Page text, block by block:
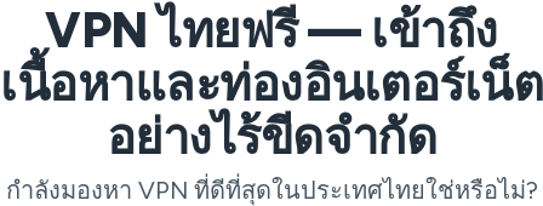
VPN ไทยฟรี — เข้าถึง
เนื้อหาและท่องอินเตอร์เน็ต
อย่างไร้ขีดจำกัด
กำลังมองหา VPN ที่ดีที่สุดในประเทศไทยใช่หรือไม่?